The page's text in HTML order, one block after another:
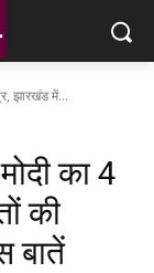
झारखंड में...
का 4
की
बातें